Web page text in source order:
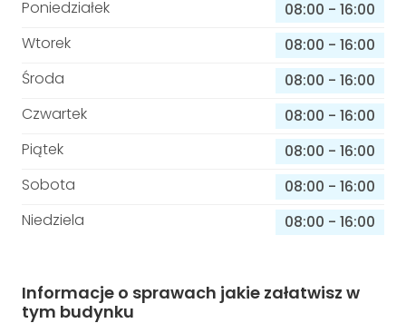
Poniedziałek 08:00 - 16:00
Wtorek
08:00 - 16:00
Środa
08:00 - 16:00
Czwartek
08:00 - 16:00
Piątek
08:00 - 16:00
Sobota
08:00 - 16:00
Niedziela
08:00 - 16:00
Informacje o sprawach jakie załatwisz w
tym budynku